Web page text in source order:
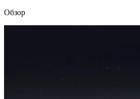
Обзор